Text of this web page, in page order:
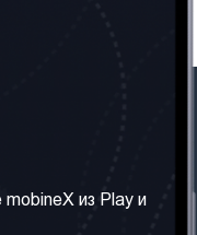
и Условия
из Play и